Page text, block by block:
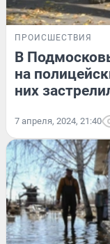
ПРОИСШЕСТВИЯ
В
на
них
7 апреля, 2024, 21:40